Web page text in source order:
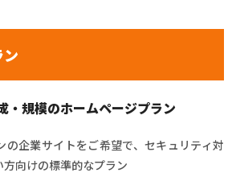
・規模のホームページプラン
の企業サイトをご希望で、セキュリティ対
向けの標準的なプラン